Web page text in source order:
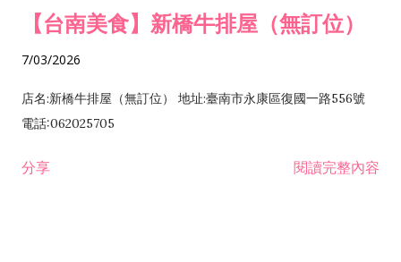
【台南美食】新橋牛排屋（無訂位）
7/03/2026
店名:新橋牛排屋（無訂位） 地址:臺南市永康區復國一路556號
電話:062025705
分享 閱讀完整內容